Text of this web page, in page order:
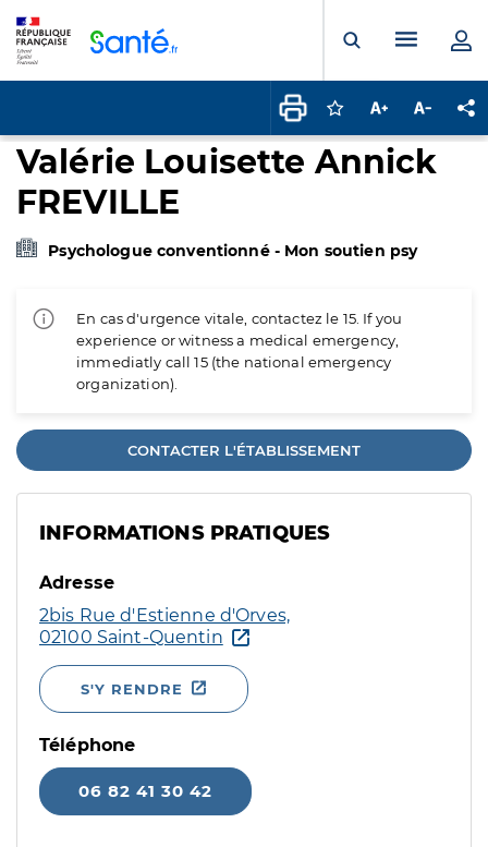
Ouvrir laMenu
Connectez-vous
Augmenter la
Valérie Louisette Annick
FREVILLE
Psychologue conventionné - Mon soutien psy
En cas d'urgence vitale, contactez le 15. If you
experience or witness a medical emergency,
immediatly call 15 (the national emergency
organization).
CONTACTER L'ÉTABLISSEMENT
INFORMATIONS PRATIQUES
Adresse
2bis Rue d'Estienne d'Orves,
02100 Saint-Quentin
S'Y RENDRE
Téléphone
06 82 41 30 42